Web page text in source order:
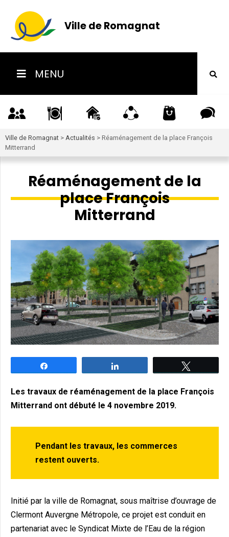
Ville de Romagnat
MENU
Ville de Romagnat > Actualités > Réaménagement de la place François
Mitterrand
Réaménagement de la
place François
Mitterrand
Les travaux de réaménagement de la place François
Mitterrand ont débuté le 4 novembre 2019.
Pendant les travaux, les commerces
restent ouverts.
Initié par la ville de Romagnat, sous maîtrise d’ouvrage de
Clermont Auvergne Métropole, ce projet est conduit en
partenariat avec le Syndicat Mixte de l’Eau de la région